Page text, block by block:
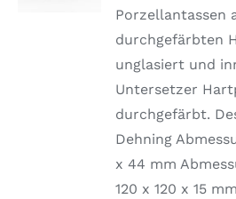
Porzellantassen
durchgefärbten
unglasiert und
Untersetzer
durchgefärbt.
Dehning
x 44 mm
120 x 120 x 15